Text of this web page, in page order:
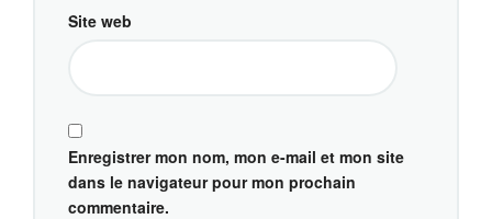
Site web
Enregistrer mon nom, mon e-mail et mon site
dans le navigateur pour mon prochain
commentaire.